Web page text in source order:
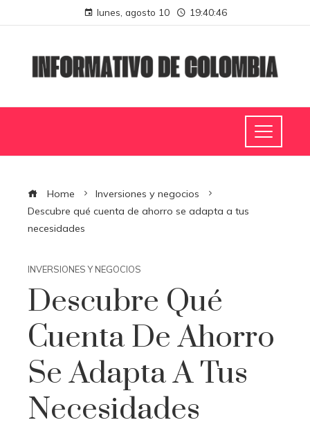
lunes, agosto 10 19:40:47
Home
Inversiones y negocios
Descubre qué cuenta de ahorro se adapta a tus
necesidades
INVERSIONES Y NEGOCIOS
Descubre Qué
Cuenta De Ahorro
Se Adapta A Tus
Necesidades